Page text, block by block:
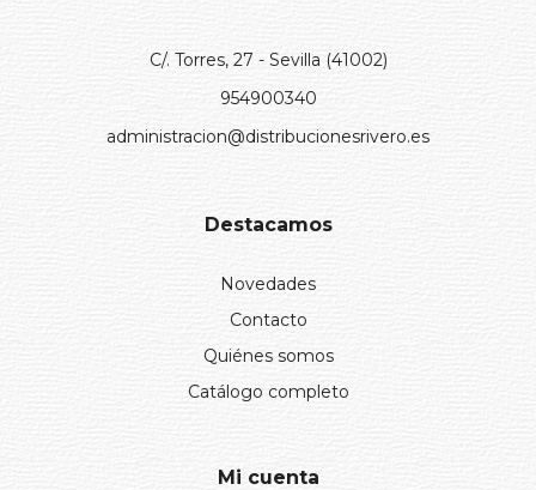
C/. Torres, 27 - Sevilla (41002)
954900340
administracion@distribucionesrivero.es
Destacamos
Novedades
Contacto
Quiénes somos
Catálogo completo
Mi cuenta